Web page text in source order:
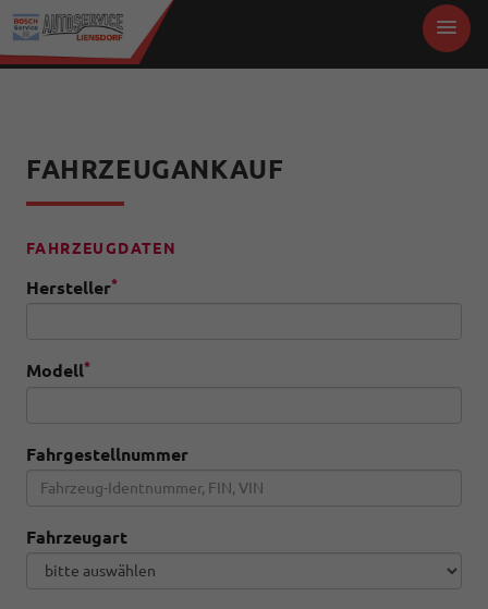
FAHRZEUGANKAUF
FAHRZEUGDATEN
Hersteller*
Modell*
Fahrgestellnummer
Fahrzeugart